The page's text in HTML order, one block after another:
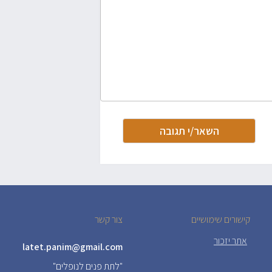
צור קשר
latet.panim@gmail.com
"לתת פנים לנופלים"
קישורים שימושיים
אתר יזכור